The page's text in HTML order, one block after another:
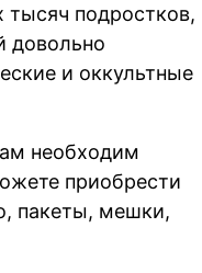
тысяч подростков,
довольно
и оккультные
необходим
приобрести
пакеты, мешки,